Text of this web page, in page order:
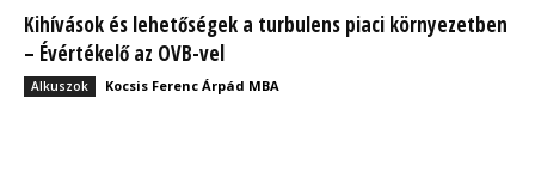
Kihívások és lehetőségek a turbulens piaci környezetben
– Évértékelő az OVB-vel
Alkuszok Kocsis Ferenc Árpád MBA